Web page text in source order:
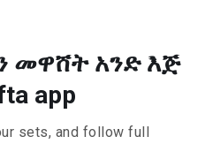
መዋሸት አንድ እጅ
app
sets, and follow full